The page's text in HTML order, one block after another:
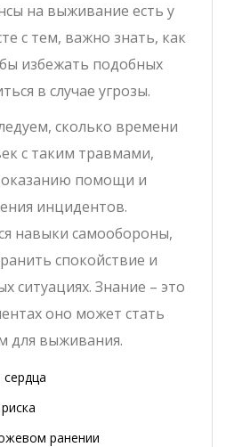
на выживание есть у
с тем, важно знать, как
избежать подобных
в случае угрозы.
сколько времени
с таким травмами,
помощи и
инцидентов.
навыки самообороны,
спокойствие и
ситуациях. Знание – это
оно может стать
выживания.
ранении